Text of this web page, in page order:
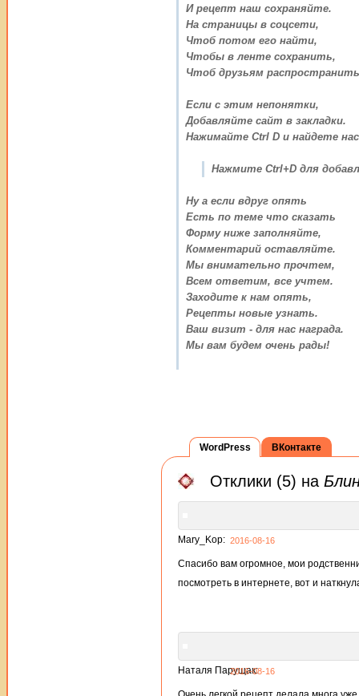
И рецепт наш сохраняйте.
На страницы в соцсети,
Чтоб потом его найти,
Чтобы в ленте сохранить,
Чтоб друзьям
Если с этим непонятки,
Добавляйте сайт в закладки.
Нажимайте Ctrl D и найдете
Нажмите Ctrl+D для
Ну а если вдруг опять
Есть по теме что сказать
Форму ниже заполняйте,
Комментарий оставляйте.
Мы внимательно прочтем,
Всем ответим, все учтем.
Заходите к нам опять,
Рецепты новые узнать.
Ваш визит - для нас награда.
Мы вам будем очень рады!
WordPress
Отклики (5) на
Mary_Kop: 2016-08-16
Спасибо вам огромное, мои
посмотреть в интернете, вот и
Наталя Парущак:
2016-08-16
Очень легкой рецепт делала многа уже
ВКонтакте